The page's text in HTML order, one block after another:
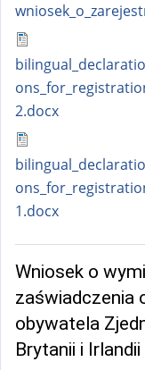
2.docx
1.docx
Wniosek o
zaświadczenia
obywatela
Brytanii i